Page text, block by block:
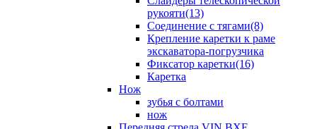
рукояти(13)
Соединение с тягами(8)
Крепление каретки к раме
экскаватора-погрузчика
Фиксатор каретки(16)
Каретка
Нож
зубья с болтами
нож